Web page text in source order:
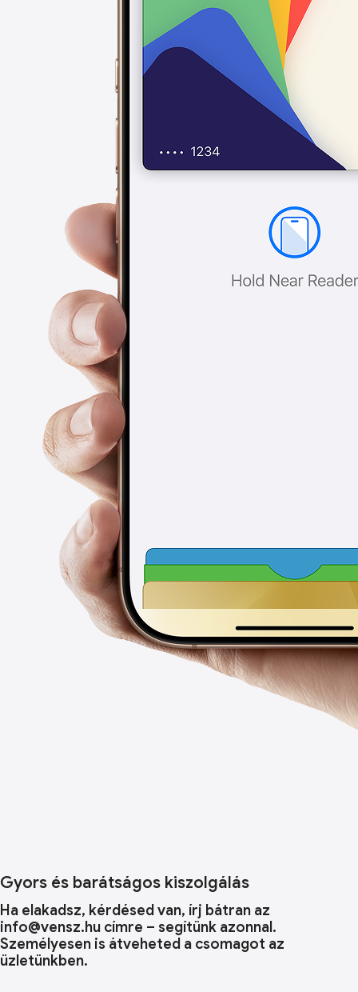
Gyors és barátságos kiszolgálás
Ha elakadsz, kérdésed van, írj bátran az
info@vensz.hu címre – segítünk azonnal.
Személyesen is átveheted a csomagot az
üzletünkben.